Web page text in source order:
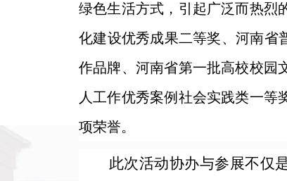
绿色生活方式，引起广泛而热烈
化建设优秀成果二等奖、河南省
作品牌、河南省第一批高校校园
人工作优秀案例社会实践类一等
项荣誉。
此次活动协办与参展不仅